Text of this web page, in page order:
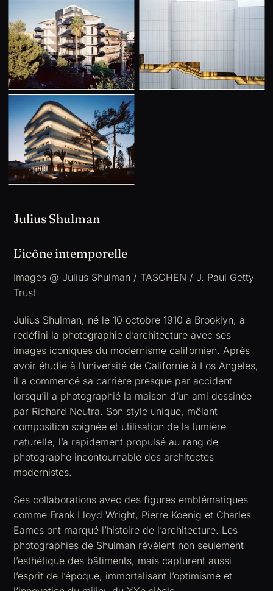
Julius Shulman
L’icône intemporelle
Images @ Julius Shulman / TASCHEN / J. Paul Getty
Trust
Julius Shulman, né le 10 octobre 1910 à Brooklyn, a
redéfini la photographie d’architecture avec ses
images iconiques du modernisme californien. Après
avoir étudié à l’université de Californie à Los Angeles,
il a commencé sa carrière presque par accident
lorsqu’il a photographié la maison d’un ami dessinée
par Richard Neutra. Son style unique, mêlant
composition soignée et utilisation de la lumière
naturelle, l’a rapidement propulsé au rang de
photographe incontournable des architectes
modernistes.
Ses collaborations avec des figures emblématiques
comme Frank Lloyd Wright, Pierre Koenig et Charles
Eames ont marqué l’histoire de l’architecture. Les
photographies de Shulman révèlent non seulement
l’esthétique des bâtiments, mais capturent aussi
l’esprit de l’époque, immortalisant l’optimisme et